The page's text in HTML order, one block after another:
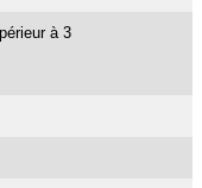
à 3